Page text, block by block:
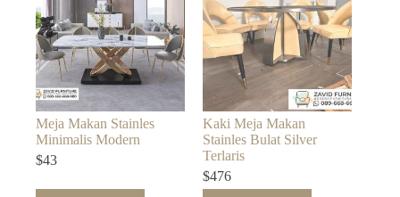
Meja Makan Stainles
Minimalis Modern
$43
Kaki Meja Makan
Stainles Bulat Silver
Terlaris
$476